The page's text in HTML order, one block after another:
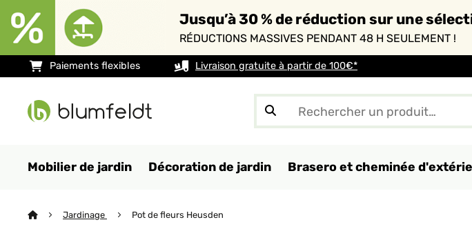
Jusqu’à 30 % de réduction sur une
RÉDUCTIONS MASSIVES PENDANT 48 H SEULEMENT !
Paiements flexibles Livraison gratuite à partir de 100€*
Mobilier de jardin Décoration de jardin Brasero et cheminée
Jardinage Pot de fleurs Heusden